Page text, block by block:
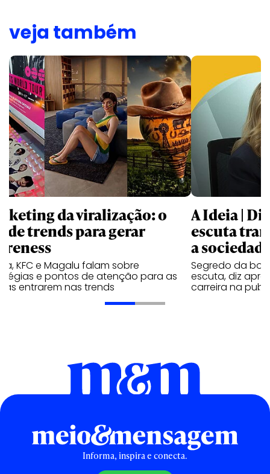
veja também
da viralização: o
de trends para gerar
KFC e Magalu falam sobre
e pontos de atenção para as
entrarem nas trends
A Ideia |
escuta
a
Segredo da
escuta, diz
carreira na
Informa, inspira e conecta.